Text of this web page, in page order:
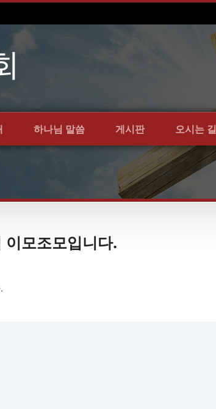
하나님 말씀 게시판 오시는 길
모조모입니다.